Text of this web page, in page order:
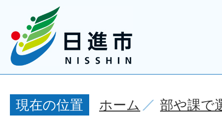
現在の位置 ホーム 部や課で